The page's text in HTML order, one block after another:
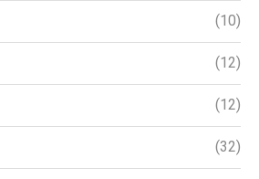
(10)
(12)
(12)
(32)